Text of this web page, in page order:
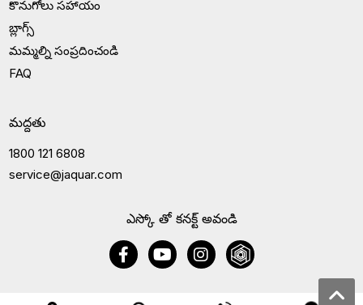
ఎస్కో తో కనక్ట్ అవండి
కొనుగోలు సహాయం
బ్లాగ్స్
మమ్మల్ని సంప్రదించండి
FAQ
మద్దతు
1800 121 6808
service@jaquar.com